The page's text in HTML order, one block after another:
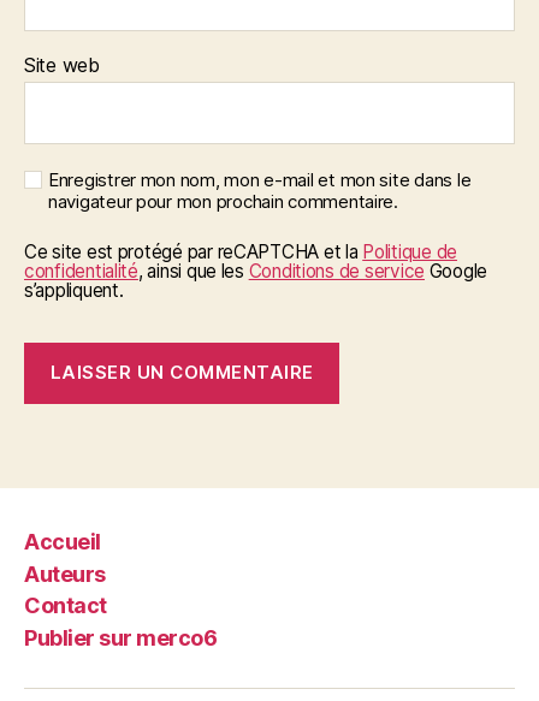
Site web
Enregistrer mon nom, mon e-mail et mon site dans le
navigateur pour mon prochain commentaire.
Ce site est protégé par reCAPTCHA et la Politique de
confidentialité, ainsi que les Conditions de service Google
s’appliquent.
Accueil
Auteurs
Contact
Publier sur merco6